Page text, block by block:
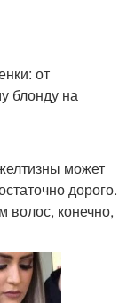
от
блонду на
может
дорого.
волос, конечно,